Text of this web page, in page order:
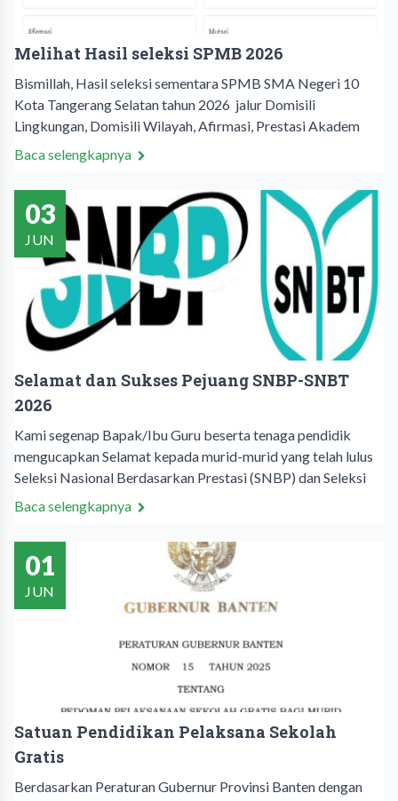
Melihat Hasil seleksi SPMB 2026
Bismillah, Hasil seleksi sementara SPMB SMA Negeri 10
Kota Tangerang Selatan tahun 2026 jalur Domisili
Lingkungan, Domisili Wilayah, Afirmasi, Prestasi Akadem
Baca selengkapnya
03
JUN
Selamat dan Sukses Pejuang SNBP-SNBT
2026
Kami segenap Bapak/Ibu Guru beserta tenaga pendidik
mengucapkan Selamat kepada murid-murid yang telah lulus
Seleksi Nasional Berdasarkan Prestasi (SNBP) dan Seleksi
Baca selengkapnya
01
JUN
Satuan Pendidikan Pelaksana Sekolah
Gratis
Berdasarkan Peraturan Gubernur Provinsi Banten dengan